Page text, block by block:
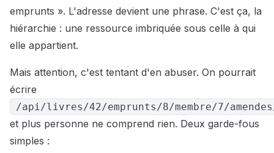
emprunts ». L'adresse devient une phrase. C'est ça, la
hiérarchie : une ressource imbriquée sous celle à qui
elle appartient.
Mais attention, c'est tentant d'en abuser. On pourrait
écrire
/api/livres/42/emprunts/8/membre/7/
et plus personne ne comprend rien. Deux garde-fous
simples :